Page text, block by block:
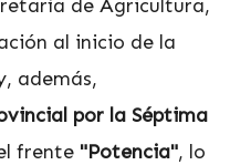
de Agricultura,
al inicio de la
además,
por la Séptima
frente "Potencia", lo